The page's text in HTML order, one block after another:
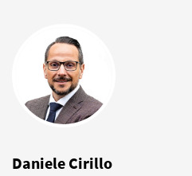
Daniele Cirillo